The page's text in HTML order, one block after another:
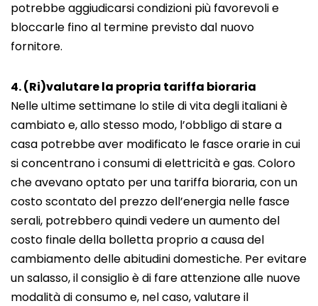
potrebbe aggiudicarsi condizioni più favorevoli e
bloccarle fino al termine previsto dal nuovo
fornitore.
4. (Ri)valutare la propria tariffa bioraria
Nelle ultime settimane lo stile di vita degli italiani è
cambiato e, allo stesso modo, l’obbligo di stare a
casa potrebbe aver modificato le fasce orarie in cui
si concentrano i consumi di elettricità e gas. Coloro
che avevano optato per una tariffa bioraria, con un
costo scontato del prezzo dell’energia nelle fasce
serali, potrebbero quindi vedere un aumento del
costo finale della bolletta proprio a causa del
cambiamento delle abitudini domestiche. Per evitare
un salasso, il consiglio è di fare attenzione alle nuove
modalità di consumo e, nel caso, valutare il